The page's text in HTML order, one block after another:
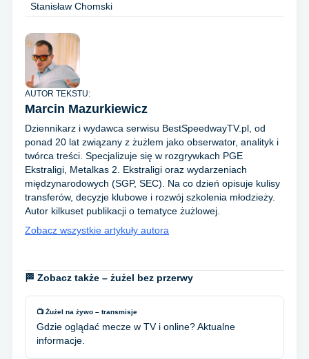
Stanisław Chomski
AUTOR TEKSTU:
Marcin Mazurkiewicz
Dziennikarz i wydawca serwisu BestSpeedwayTV.pl, od
ponad 20 lat związany z żużlem jako obserwator, analityk i
twórca treści. Specjalizuje się w rozgrywkach PGE
Ekstraligi, Metalkas 2. Ekstraligi oraz wydarzeniach
międzynarodowych (SGP, SEC). Na co dzień opisuje kulisy
transferów, decyzje klubowe i rozwój szkolenia młodzieży.
Autor kilkuset publikacji o tematyce żużlowej.
Zobacz wszystkie artykuły autora
🏁 Zobacz także – żużel bez przerwy
📺 Żużel na żywo – transmisje
Gdzie oglądać mecze w TV i online? Aktualne
informacje.